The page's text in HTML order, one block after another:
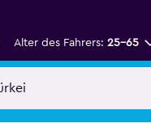
Alter des Fahrers: 25-65